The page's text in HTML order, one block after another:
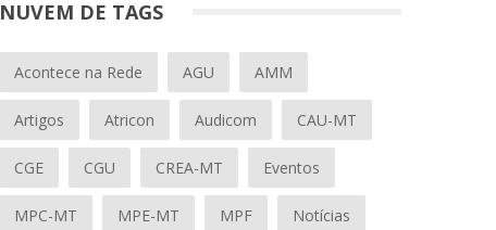
NUVEM DE TAGS
Acontece na Rede AGU AMM
Artigos Atricon Audicom CAU-MT
CGE CGU CREA-MT Eventos
MPC-MT MPE-MT MPF Notícias